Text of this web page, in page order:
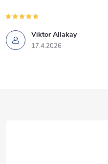
Viktor Allakay
17.4.2026